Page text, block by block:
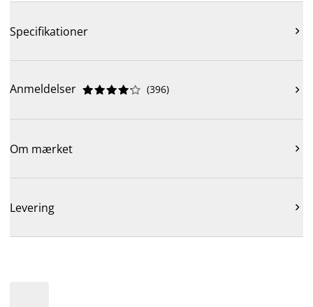
Specifikationer 
Anmeldelser 




 (396) 
Om mærket 
Levering 